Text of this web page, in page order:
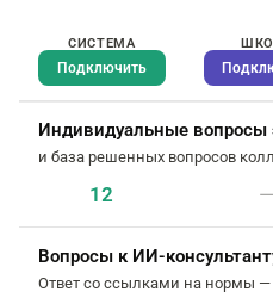
СИСТЕМА
Подключить
Индивидуальные вопросы
и база решенных вопросов
12 —
Вопросы к ИИ-
Ответ со ссылками на нормы —